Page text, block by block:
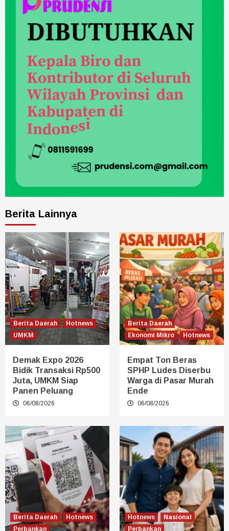
Berita Lainnya
Berita Daerah
Hotnews
UMKM
Demak Expo 2026
Bidik Transaksi Rp500
Juta, UMKM Siap
Panen Peluang
06/08/2026
Berita Daerah
Ekonomi Mikro
Hotnews
Empat Ton Beras
SPHP Ludes Diserbu
Warga di Pasar Murah
Ende
06/08/2026
Berita Daerah
Hotnews
Perbankan
Hotnews
Nasional
Perbankan